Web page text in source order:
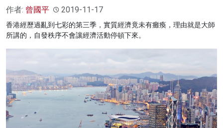
作者: 曾國平 2019-11-17
香港經歷過亂到七彩的第三季，實質經濟竟未有癱瘓，理由就是大師
所講的，自發秩序不會讓經濟活動停頓下來。